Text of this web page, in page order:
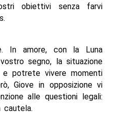
obiettivi senza farvi
In amore, con la Luna
segno, la situazione
e potrete vivere momenti
Giove in opposizione vi
alle questioni legali:
cautela.